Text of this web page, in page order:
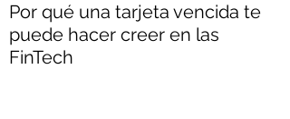
Por qué una tarjeta vencida te
puede hacer creer en las
FinTech